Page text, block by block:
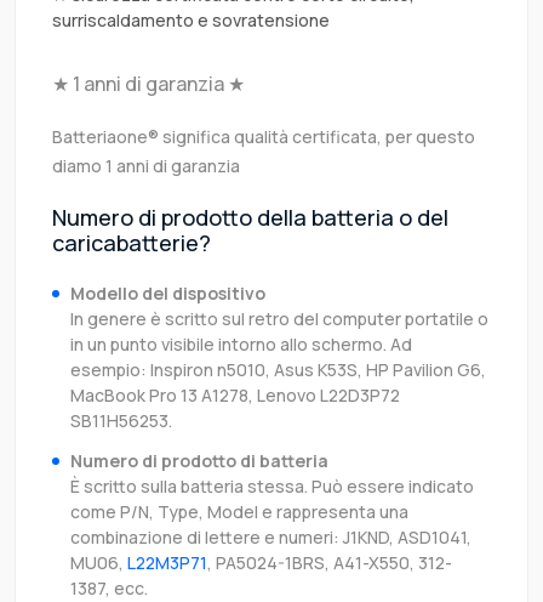
surriscaldamento e sovratensione
★ 1 anni di garanzia ★
Batteriaone® significa qualità certificata, per questo
diamo 1 anni di garanzia
Numero di prodotto della batteria o del
caricabatterie?
Modello del dispositivo
In genere è scritto sul retro del computer portatile o
in un punto visibile intorno allo schermo. Ad
esempio: Inspiron n5010, Asus K53S, HP Pavilion G6,
MacBook Pro 13 A1278, Lenovo L22D3P72
SB11H56253.
Numero di prodotto di batteria
È scritto sulla batteria stessa. Può essere indicato
come P/N, Type, Model e rappresenta una
combinazione di lettere e numeri: J1KND, ASD1041,
MU06, L22M3P71, PA5024-1BRS, A41-X550, 312-
1387, ecc.